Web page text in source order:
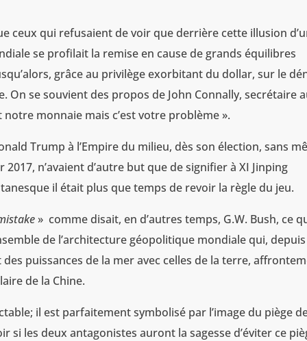
ceux qui refusaient de voir que derrière cette illusion
se profilait la remise en cause de grands équilibres
grâce au privilège exorbitant du dollar, sur le
On se souvient des propos de John Connally, secrétaire
monnaie mais c’est votre problème ».
Trump à l’Empire du milieu, dès son élection, sans
n’avaient d’autre but que de signifier à XI Jinping
il était plus que temps de revoir la règle du jeu.
» comme disait, en d’autres temps, G.W. Bush, ce
de l’architecture géopolitique mondiale qui,
puissances de la mer avec celles de la terre,
de la Chine.
il est parfaitement symbolisé par l’image du piège
si les deux antagonistes auront la sagesse d’éviter ce